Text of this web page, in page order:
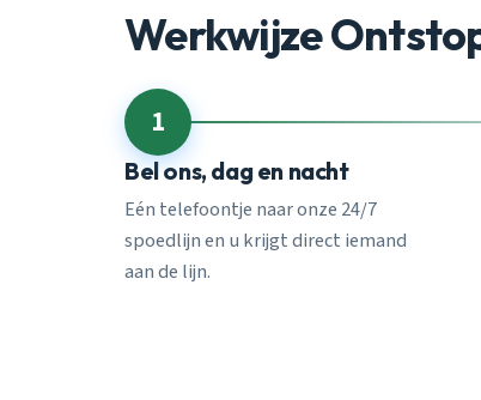
Werkwijze
1
Bel ons, dag en nacht
Eén telefoontje naar onze 24/7
spoedlijn en u krijgt direct iemand
aan de lijn.